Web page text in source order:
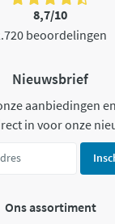
8,7/10
beoordelingen
Nieuwsbrief
aanbiedingen
in voor onze
Ons assortiment